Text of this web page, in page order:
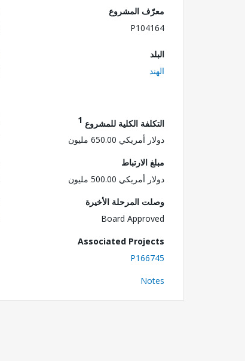
معرّف المشروع
P104164
البلد
الهند
التكلفة الكلية للمشروع 1
دولار أمريكي 650.00 مليون
مبلغ الارتباط
دولار أمريكي 500.00 مليون
وصلت المرحلة الأخيرة
Board Approved
Associated Projects
P166745
Notes